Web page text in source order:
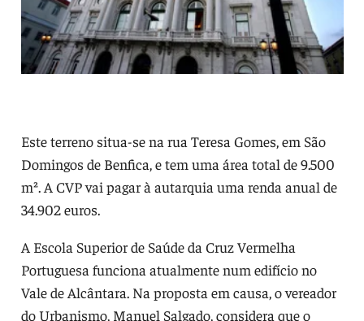
Este terreno situa-se na rua Teresa Gomes, em São
Domingos de Benfica, e tem uma área total de 9.500
m². A CVP vai pagar à autarquia uma renda anual de
34.902 euros.
A Escola Superior de Saúde da Cruz Vermelha
Portuguesa funciona atualmente num edifício no
Vale de Alcântara. Na proposta em causa, o vereador
do Urbanismo, Manuel Salgado, considera que o